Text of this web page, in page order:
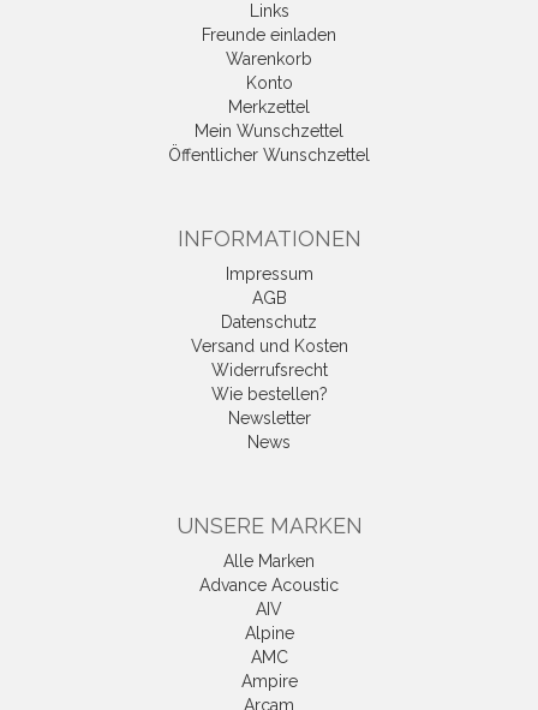
Links
Freunde einladen
Warenkorb
Konto
Merkzettel
Mein Wunschzettel
Öffentlicher Wunschzettel
INFORMATIONEN
Impressum
AGB
Datenschutz
Versand und Kosten
Widerrufsrecht
Wie bestellen?
Newsletter
News
UNSERE MARKEN
Alle Marken
Advance Acoustic
AIV
Alpine
AMC
Ampire
Arcam